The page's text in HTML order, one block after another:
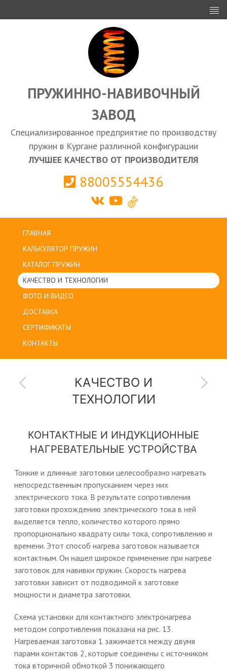
ИНВЕСТОРАМ
ПРОЕКТИРОВАНИЕ
ЭКСПОРТ
ЗАКУПКИ
КАЛЬКУЛЯТОР ПРУЖИН
Курган
ПРУЖИННО-НАВИВОЧНЫЙ
ЗАВОД
Специализированное предприятие по производству
пружин в Кургане различной конфигурации
ЛУЧШЕЕ КАЧЕСТВО ОТ ПРОИЗВОДИТЕЛЯ
88005554436
ГЛАВНАЯ
КАЛЬКУЛЯТОР ПРУЖИН
КАТАЛОГ ПРУЖИН
КАЧЕСТВО И ТЕХНОЛОГИИ
ФОТО И ВИДЕО
ДОСТАВКА
СЕРТИФИКАТЫ
КОНТАКТЫ
КАЧЕСТВО И
ТЕХНОЛОГИИ
КОНТАКТНЫЕ И ИНДУКЦИОННЫЕ
НАГРЕВАТЕЛЬНЫЕ УСТРОЙСТВА
Тонкие и длинные заготовки целесообразно нагревать
непосредственным пропусканием через них
электрического тока. В результате сопротивления
заготовки прохождению электрического тока в ней
выделяется тепло, количество которого прямо
пропорционально квадрату силы тока, сопротивлению и
времени. Этот способ нагрева заготовок называется
контактным. Он нашел широкое применение при нагреве
заготовок для навивки пружин. Скорость нагрева
заготовки зависит от подводимой к заготовке
мощности и диаметра заготовки.
Схема установки для контактного электронагрева
методом сопротивления показана на рис. 13.
Нагреваемая заготовка 1 зажимается между двумя
парами контактов 2, которые соединены с источником
тока вторичной обмоткой 3 понижающего